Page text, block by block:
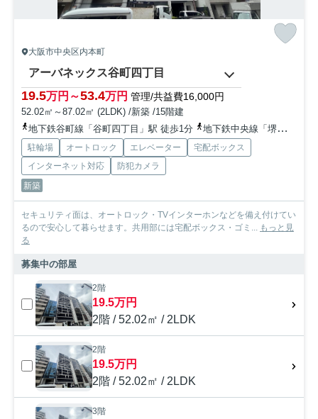
大阪市中央区内本町
アーバネックス谷町四丁目
19.5万円～53.4万円 管理/共益費16,000円
52.02㎡～87.02㎡ (2LDK) /新築 /15階建
地下鉄谷町線「谷町四丁目」駅 徒歩1分
地下鉄中央線「堺筋本町」駅 徒歩10分
駐輪場 オートロック エレベーター
宅配ボックス
インターネット対応
防犯カメラ
新築
セキュリティ面は、オートロック・TVインターホンなどを備え付けてい
るので安心して暮らせます。共用部には宅配ボックス・ゴミ... もっと見
る
募集中の部屋
2階
19.5万円
2階 / 52.02㎡ / 2LDK
2階
19.5万円
2階 / 52.02㎡ / 2LDK
3階